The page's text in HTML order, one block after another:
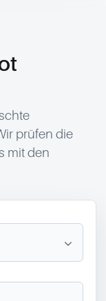
prüfen die
mit den